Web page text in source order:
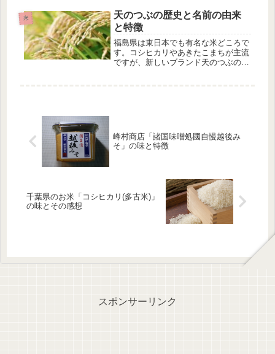
のことですが、炊く前はあまり大きく
感じませんでした。今回のお米は、香
川県...
米
天のつぶの歴史と名前の由来
と特徴
福島県は東日本でも有名な米どころで
す。コシヒカリやあきたこまちが主流
ですが、新しいブランド天のつぶの栽
峰村商店「諸国味噌処國自慢越後み
そ」の味と特徴
千葉県のお米「コシヒカリ(多古米)」
の味とその感想
スポンサーリンク